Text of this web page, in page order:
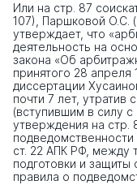
Или на стр. 87
107), Паршковой О.С.
утверждает, что
деятельность на
закона «Об
принятого 28 апреля
диссертации
почти 7 лет, утратив
(вступившим в силу
утверждения на стр.
ст. 22 АПК РФ, между
подготовки и
правила о